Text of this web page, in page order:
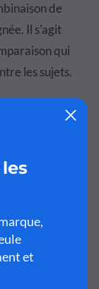
de
Il s'agit
qui
les sujets.